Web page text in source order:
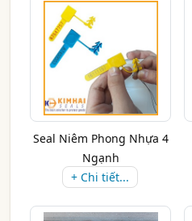
Seal Niêm Phong Nhựa 4
Ngạnh
+ Chi tiết...